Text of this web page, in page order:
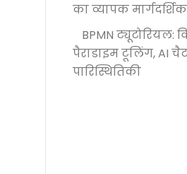
का व्यापक
BPMN ट्यूटोरियल:
पैराडाइम टूलिंग, AI
पारिस्थितिकी